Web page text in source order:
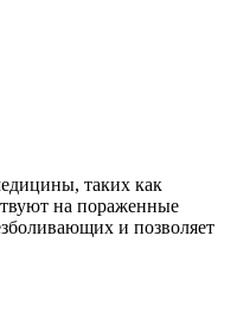
таких как
на пораженные
и позволяет